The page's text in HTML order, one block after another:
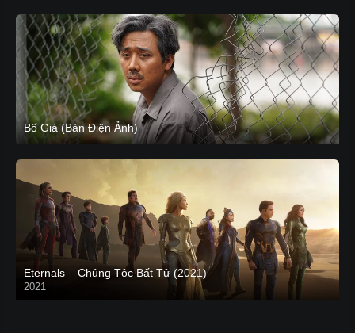
Bố Già (Bản Điện Ảnh)
Eternals – Chủng Tộc Bất Tử (2021)
2021
Trailer